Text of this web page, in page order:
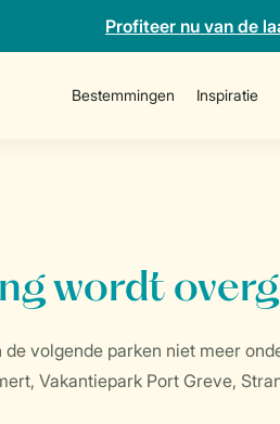
Profiteer nu van de
Bestemmingen Inspiratie
wordt
volgende parken niet meer
Vakantiepark Port Greve,